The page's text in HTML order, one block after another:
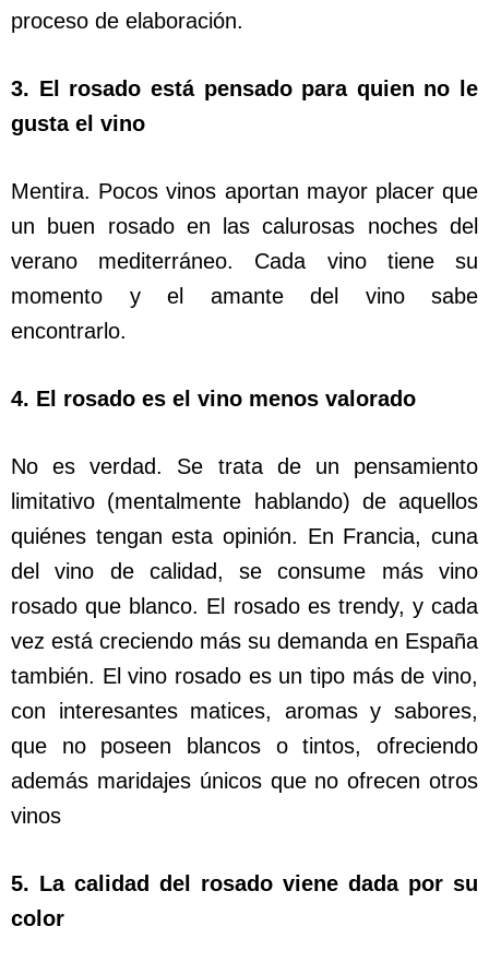
proceso de elaboración.
3. El rosado está pensado para quien no le
gusta el vino
Mentira. Pocos vinos aportan mayor placer que
un buen rosado en las calurosas noches del
verano mediterráneo. Cada vino tiene su
momento y el amante del vino sabe
encontrarlo.
4. El rosado es el vino menos valorado
No es verdad. Se trata de un pensamiento
limitativo (mentalmente hablando) de aquellos
quiénes tengan esta opinión. En Francia, cuna
del vino de calidad, se consume más vino
rosado que blanco. El rosado es trendy, y cada
vez está creciendo más su demanda en España
también. El vino rosado es un tipo más de vino,
con interesantes matices, aromas y sabores,
que no poseen blancos o tintos, ofreciendo
además maridajes únicos que no ofrecen otros
vinos
5. La calidad del rosado viene dada por su
color